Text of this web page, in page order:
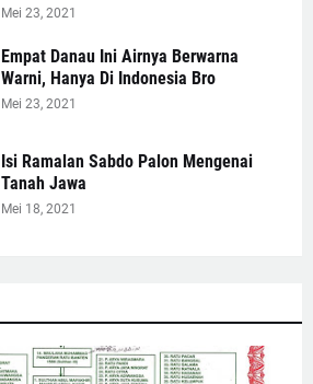
Mei 23, 2021
Empat Danau Ini Airnya Berwarna
Warni, Hanya Di Indonesia Bro
Mei 23, 2021
Isi Ramalan Sabdo Palon Mengenai
Tanah Jawa
Mei 18, 2021